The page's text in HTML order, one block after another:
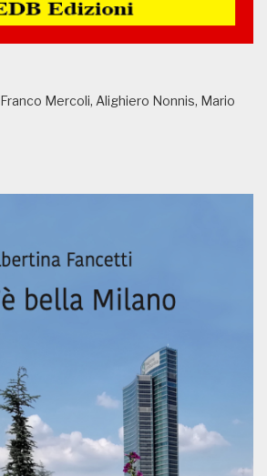
Mercoli, Alighiero Nonnis, Mario